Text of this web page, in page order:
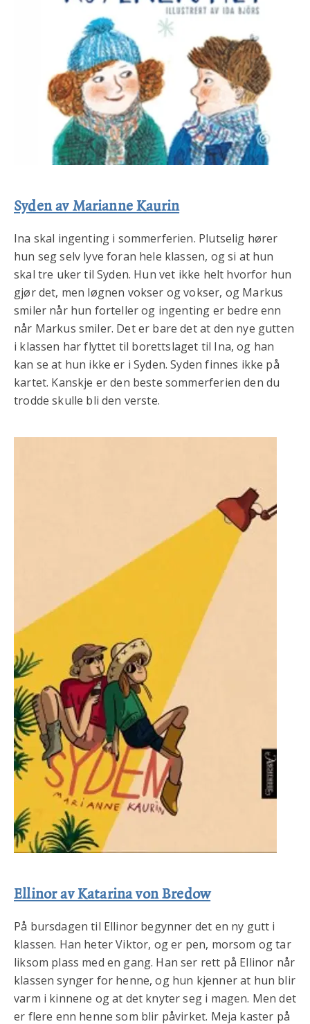
Syden av Marianne Kaurin
Ina skal ingenting i sommerferien. Plutselig hører
hun seg selv lyve foran hele klassen, og si at hun
skal tre uker til Syden. Hun vet ikke helt hvorfor hun
gjør det, men løgnen vokser og vokser, og Markus
smiler når hun forteller og ingenting er bedre enn
når Markus smiler. Det er bare det at den nye gutten
i klassen har flyttet til borettslaget til Ina, og han
kan se at hun ikke er i Syden. Syden finnes ikke på
kartet. Kanskje er den beste sommerferien den du
trodde skulle bli den verste.
Ellinor av Katarina von Bredow
På bursdagen til Ellinor begynner det en ny gutt i
klassen. Han heter Viktor, og er pen, morsom og tar
liksom plass med en gang. Han ser rett på Ellinor når
klassen synger for henne, og hun kjenner at hun blir
varm i kinnene og at det knyter seg i magen. Men det
er flere enn henne som blir påvirket. Meja kaster på